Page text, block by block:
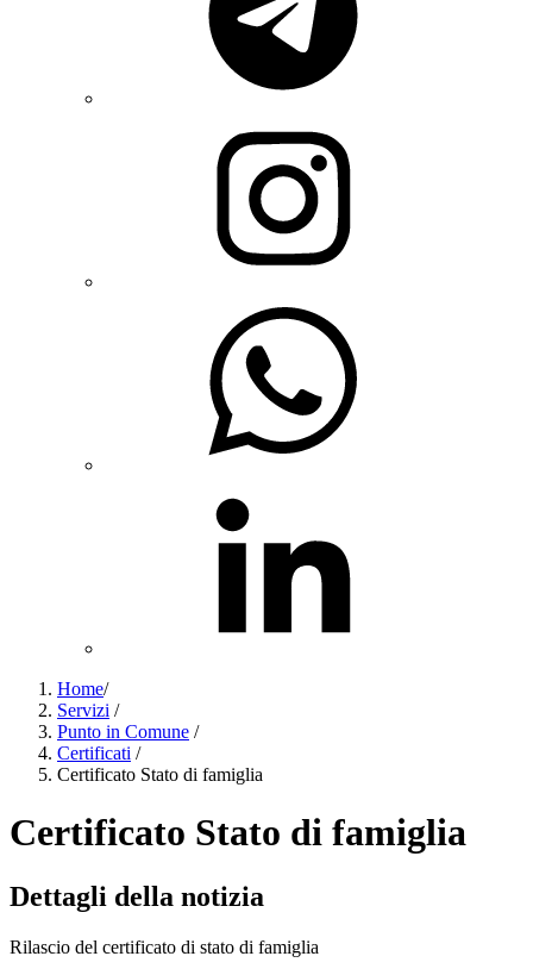
Home/
Servizi /
Punto in Comune /
Certificati /
Certificato Stato di famiglia
Certificato Stato di famiglia
Dettagli della notizia
Rilascio del certificato di stato di famiglia